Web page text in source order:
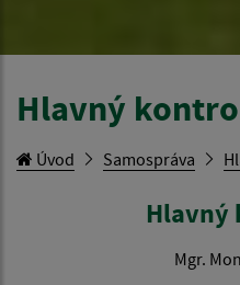
Hlavný
Úvod Samospráva
Hlavný
Mgr.